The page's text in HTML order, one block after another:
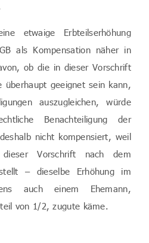
etwaige Erbteilserhöhung
als Kompensation näher in
ob die in dieser Vorschrift
überhaupt geeignet sein kann,
auszugleichen, würde
Benachteiligung der
nicht kompensiert, weil
Vorschrift nach dem
– dieselbe Erhöhung im
auch einem Ehemann,
von 1/2, zugute käme.